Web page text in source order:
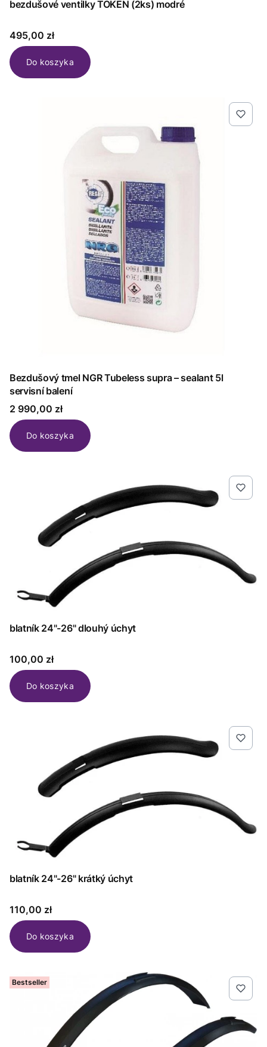
bezdušové ventilky TOKEN (2ks) modré
Cena
495,00 zł
Do koszyka
Bezdušový tmel NGR Tubeless supra – sealant 5l
servisní balení
Cena
2 990,00 zł
Do koszyka
blatník 24"-26" dlouhý úchyt
Cena
100,00 zł
Do koszyka
blatník 24"-26" krátký úchyt
Cena
110,00 zł
Do koszyka
Bestseller